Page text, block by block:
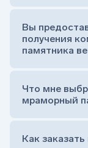
Тумба
штыря
Обработка
на символ
Вы
получения
памятника
Что мне
мраморный
Как